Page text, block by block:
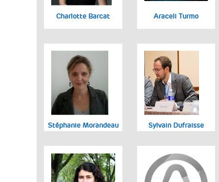
Charlotte Barcat Araceli Turmo
Stéphanie Morandeau Sylvain Dufraisse